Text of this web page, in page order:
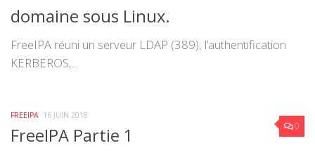
domaine sous Linux.
FreeIPA réuni un serveur LDAP (389), l’authentification
KERBEROS,...
0
FREEIPA 16 JUIN 2018
FreeIPA Partie 1